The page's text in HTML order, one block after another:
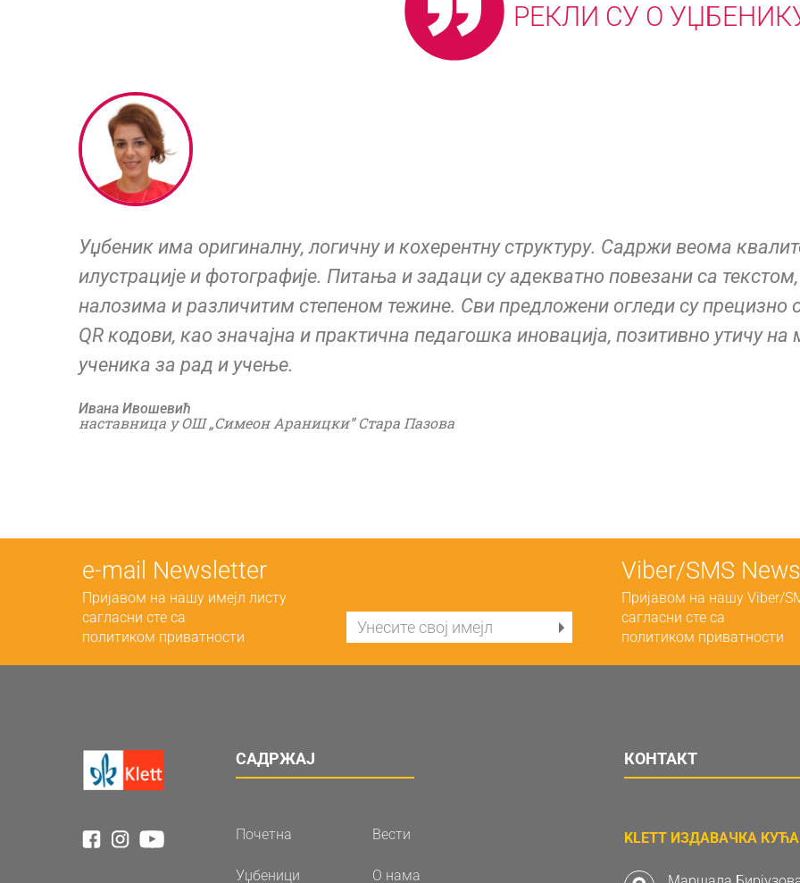
РЕКЛИ СУ О
Уџбеник има оригиналну, логичну и кохерентну структуру. Садржи веома
илустрације и фотографије. Питања и задаци су адекватно повезани са
налозима и различитим степеном тежине. Сви предложени огледи су прецизно
QR кодови, као значајна и практична педагошка иновација, позитивно утичу на
ученика за рад и учење.
Ивана Ивошевић
наставница у ОШ „Симеон Араницки” Стара Пазова
е-mail Newsletter
Пријавом на нашу имејл листу
сагласни сте са
политиком приватности
Viber/SMS
Пријавом на нашу Viber/
сагласни сте са
политиком приватности
САДРЖАЈ
Почетна Вести
Уџбеници О нама
КОНТАКТ
KLETT ИЗДАВАЧКА